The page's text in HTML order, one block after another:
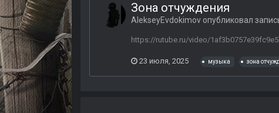
Зона отчуждения
AlekseyEvdokimov опубликовал
https://rutube.ru/video/
23 июля, 2025 музыка зона